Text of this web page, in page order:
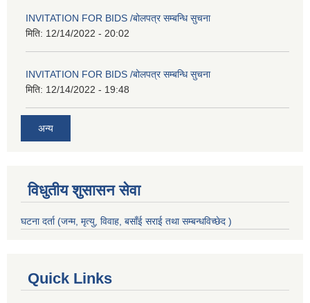
INVITATION FOR BIDS /बोलपत्र सम्बन्धि सुचना
मिति: 12/14/2022 - 20:02
INVITATION FOR BIDS /बोलपत्र सम्बन्धि सुचना
मिति: 12/14/2022 - 19:48
अन्य
विधुतीय शुसासन सेवा
घटना दर्ता (जन्म, मृत्यु, विवाह, बसाँई सराई तथा सम्बन्धविच्छेद )
Quick Links